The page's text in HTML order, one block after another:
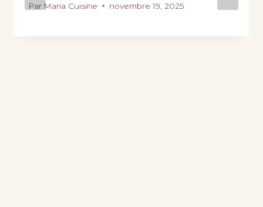
Par Maria Cuisine novembre 19, 2025